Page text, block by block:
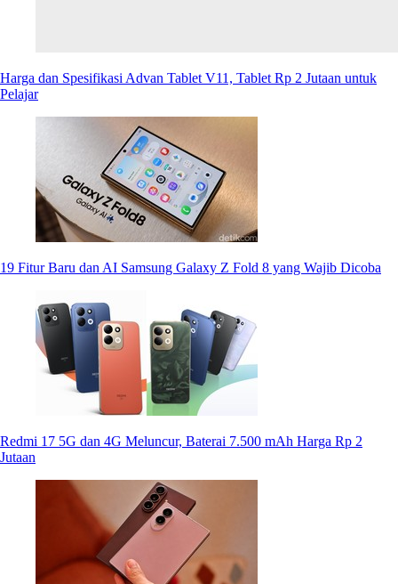
Harga dan Spesifikasi Advan Tablet V11, Tablet Rp 2 Jutaan untuk
Pelajar
19 Fitur Baru dan AI Samsung Galaxy Z Fold 8 yang Wajib Dicoba
Redmi 17 5G dan 4G Meluncur, Baterai 7.500 mAh Harga Rp 2
Jutaan